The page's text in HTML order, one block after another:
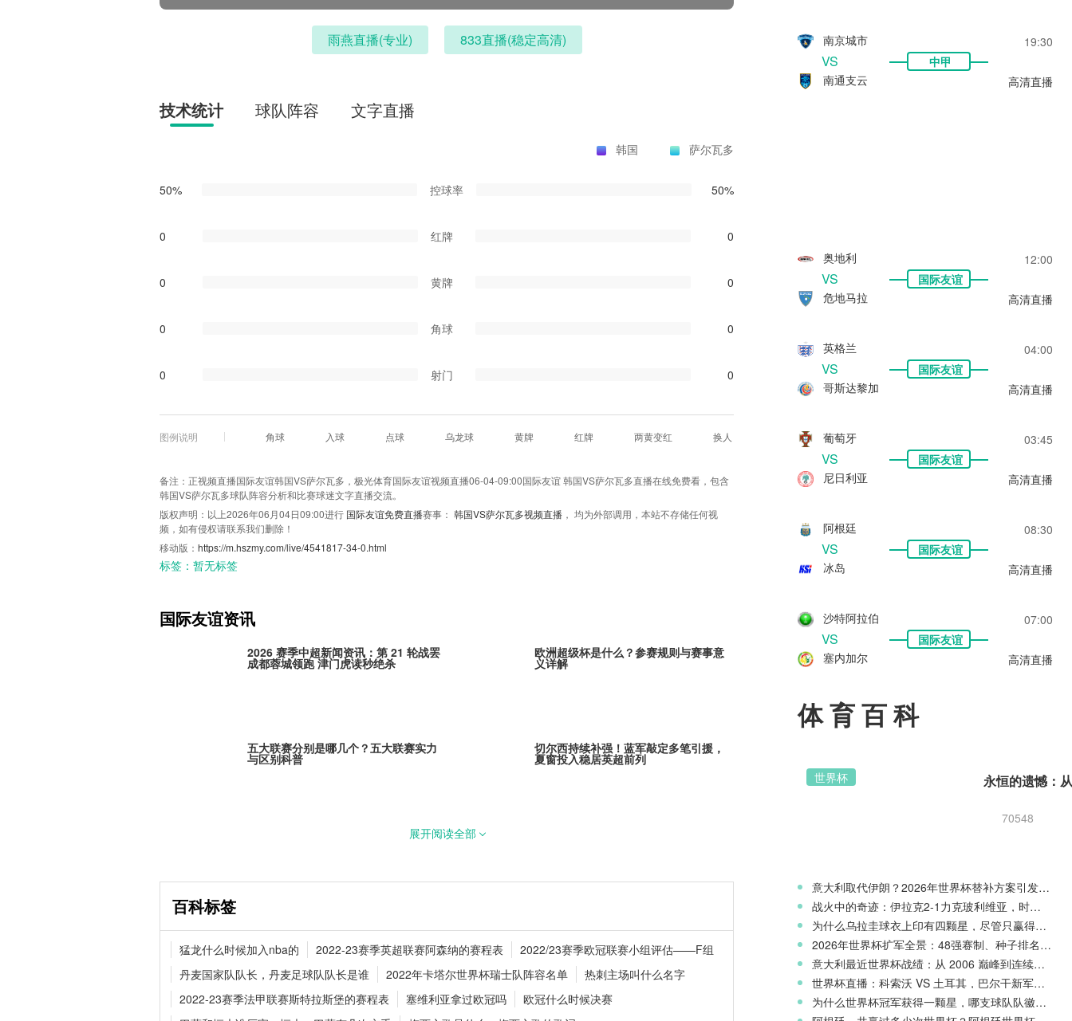
雨燕直播(专业) 833直播(稳定高清)
技术统计 球队阵容 文字直播
韩国 萨尔瓦多
50% 控球率 50%
0 红牌 0
0 黄牌 0
0 角球 0
0 射门 0
图例说明 角球 入球 点球 乌龙球 黄牌 红牌 两黄变红 换人
备注：正视频直播国际友谊韩国VS萨尔瓦多，极光体育国际友谊视频直播06-04-09:00国际友谊 韩国VS萨尔瓦多直播在线免费看，包含
韩国VS萨尔瓦多球队阵容分析和比赛球迷文字直播交流。
版权声明：以上2026年06月04日09:00进行 国际友谊免费直播赛事： 韩国VS萨尔瓦多视频直播 ， 均为外部调用，本站不存储任何视
频，如有侵权请联系我们删除！
移动版： https://m.hszmy.com/live/4541817-34-0.html
标签： 暂无标签
国际友谊资讯
2026 赛季中超新闻资讯：第 21 轮战罢
成都蓉城领跑 津门虎读秒绝杀
欧洲超级杯是什么？参赛规则与赛事意
义详解
五大联赛分别是哪几个？五大联赛实力
与区别科普
切尔西持续补强！蓝军敲定多笔引援，
夏窗投入稳居英超前列
Here We Go！勒沃库森3000万欧元敲
官宣！拉克鲁瓦5200万镑加盟切尔西，
蓝军补强后防线 继续搭档库里
展开阅读全部
百科标签
猛龙什么时候加入nba的 2022-23赛季英超联赛阿森纳的赛程表
2022/23赛季欧冠联赛小组评估——F组
丹麦国家队队长，丹麦足球队队长是谁
2022年卡塔尔世界杯瑞士队阵容名单
热刺主场叫什么名字
2022-23赛季法甲联赛斯特拉斯堡的赛程表
塞维利亚拿过欧冠吗
欧冠什么时候决赛
南京城市 19:30
VS
中甲
南通支云
高清直播
奥地利 12:00
VS
国际友谊
危地马拉
高清直播
英格兰 04:00
VS
国际友谊
哥斯达黎加
高清直播
葡萄牙 03:45
VS
国际友谊
尼日利亚
高清直播
阿根廷 08:30
VS
国际友谊
冰岛
高清直播
沙特阿拉伯 07:00
VS
国际友谊
塞内加尔
高清直播
体育百科
世界杯
70548
意大利取代伊朗？2026年世界杯替补方案引发争议
战火中的奇迹：伊拉克2-1力克玻利维亚，时隔40年重返世界杯舞台
为什么乌拉圭球衣上印有四颗星，尽管只赢得两次世界杯冠军？
2026年世界杯扩军全景：48强赛制、种子排名与淘汰赛新规则
意大利最近世界杯战绩：从 2006 巅峰到连续三届无缘正赛的沉沦
世界杯直播：科索沃 VS 土耳其，巴尔干新军迎战星月军团
为什么世界杯冠军获得一颗星，哪支球队队徽上星星最多？